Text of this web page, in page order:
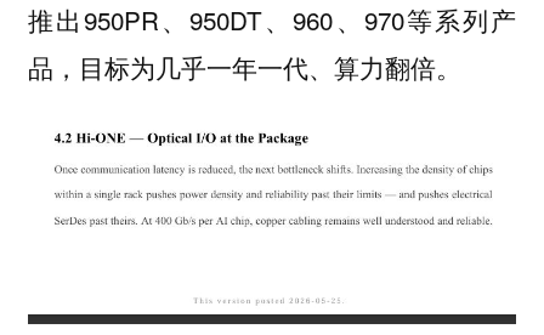
推出950PR、950DT、960、970等系列产
品，目标为几乎一年一代、算力翻倍。